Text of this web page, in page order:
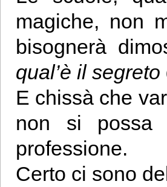
magiche, non
bisognerà
qual’è il segreto
E chissà che
non si possa
professione.
Certo ci sono